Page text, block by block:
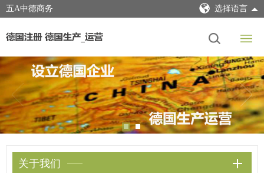
五A中德商务 选择语言
关于我们